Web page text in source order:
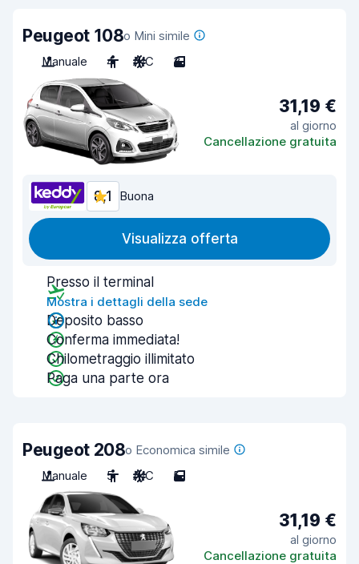
Peugeot 108o Mini simile
Manuale
4 A/C 3
31,19 €
al giorno
Cancellazione gratuita
8,1 Buona
Visualizza offerta
Presso il terminal
Mostra i dettagli della sede
Deposito basso
Conferma immediata!
Chilometraggio illimitato
Paga una parte ora
Peugeot 208o Economica simile
Manuale
5 A/C 5
31,19 €
al giorno
Cancellazione gratuita